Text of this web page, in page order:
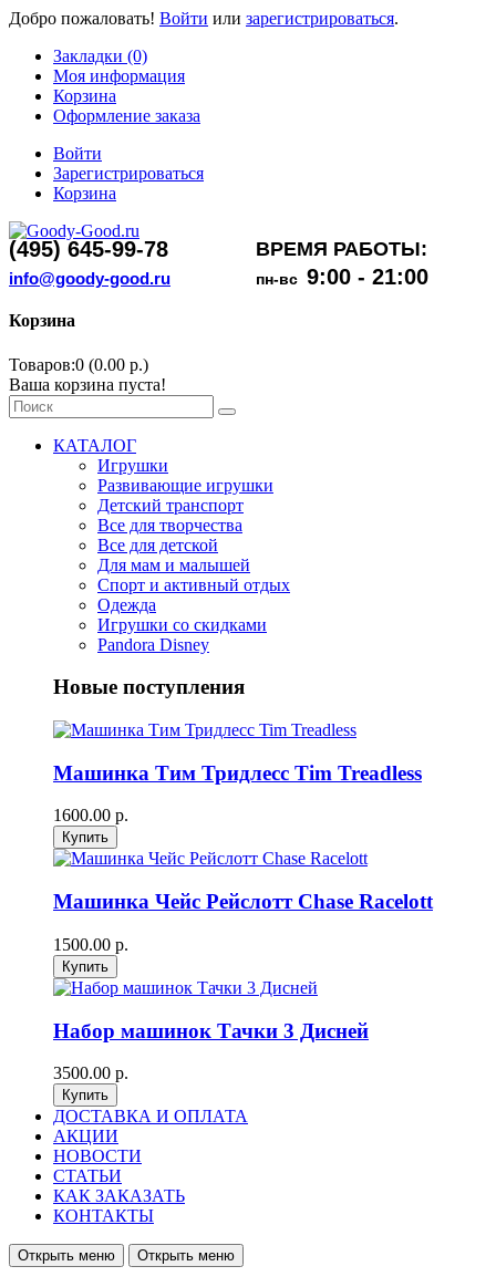
Добро пожаловать! Войти или зарегистрироваться.
Закладки (0)
Моя информация
Корзина
Оформление заказа
Войти
Зарегистрироваться
Корзина
(495) 645-99-78 ВРЕМЯ РАБОТЫ:
info@goody-good.ru пн-вс 9:00 - 21:00
Корзина
Товаров:0 (0.00 р.)
Ваша корзина пуста!
КАТАЛОГ
Игрушки
Развивающие игрушки
Детский транспорт
Все для творчества
Все для детской
Для мам и малышей
Спорт и активный отдых
Одежда
Игрушки со скидками
Pandora Disney
Новые поступления
Машинка Тим Тридлесс Tim Treadless
1600.00 р.
Машинка Чейс Рейслотт Chase Racelott
1500.00 р.
Набор машинок Тачки 3 Дисней
3500.00 р.
ДОСТАВКА И ОПЛАТА
АКЦИИ
НОВОСТИ
СТАТЬИ
КАК ЗАКАЗАТЬ
КОНТАКТЫ
Открыть меню Открыть меню